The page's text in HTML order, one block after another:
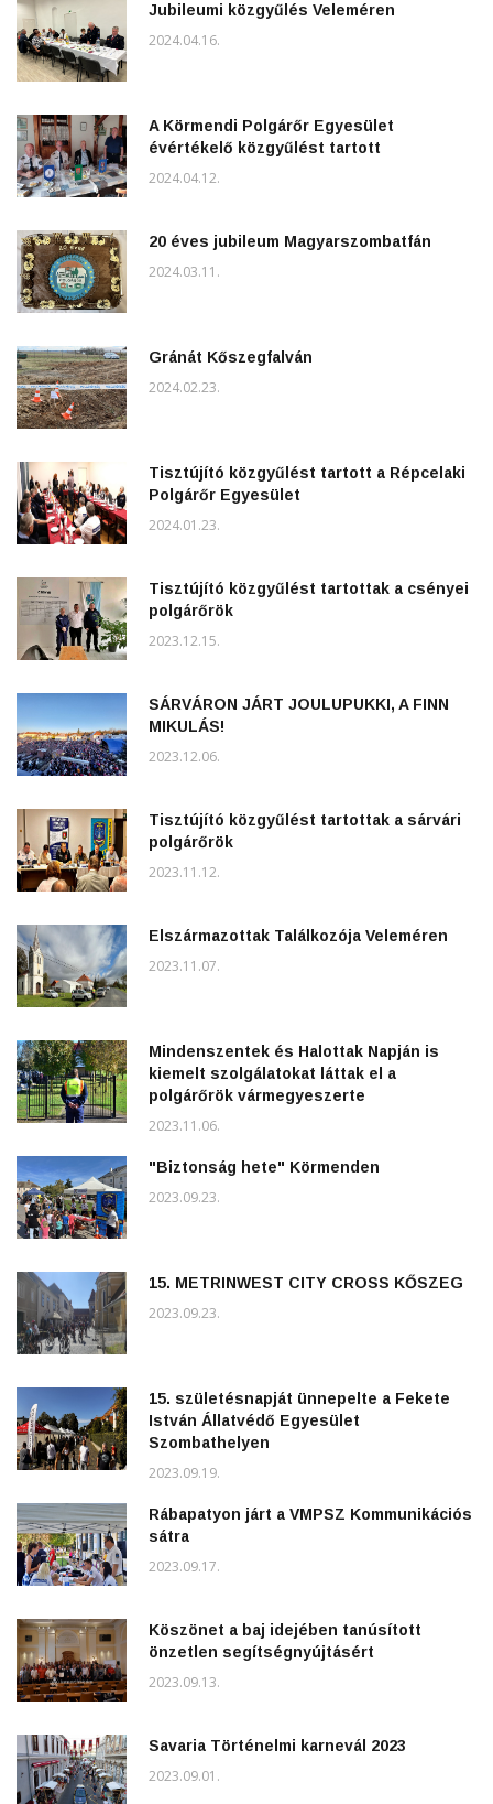
Jubileumi közgyűlés Veleméren
2024.04.16.
A Körmendi Polgárőr Egyesület
évértékelő közgyűlést tartott
2024.04.12.
20 éves jubileum Magyarszombatfán
2024.03.11.
Gránát Kőszegfalván
2024.02.23.
Tisztújító közgyűlést tartott a Répcelaki
Polgárőr Egyesület
2024.01.23.
Tisztújító közgyűlést tartottak a csényei
polgárőrök
2023.12.15.
SÁRVÁRON JÁRT JOULUPUKKI, A FINN
MIKULÁS!
2023.12.06.
Tisztújító közgyűlést tartottak a sárvári
polgárőrök
2023.11.12.
Elszármazottak Találkozója Veleméren
2023.11.07.
Mindenszentek és Halottak Napján is
kiemelt szolgálatokat láttak el a
polgárőrök vármegyeszerte
2023.11.06.
"Biztonság hete" Körmenden
2023.09.23.
15. METRINWEST CITY CROSS KŐSZEG
2023.09.23.
15. születésnapját ünnepelte a Fekete
István Állatvédő Egyesület
Szombathelyen
2023.09.19.
Rábapatyon járt a VMPSZ Kommunikációs
sátra
2023.09.17.
Köszönet a baj idejében tanúsított
önzetlen segítségnyújtásért
2023.09.13.
Savaria Történelmi karnevál 2023
2023.09.01.